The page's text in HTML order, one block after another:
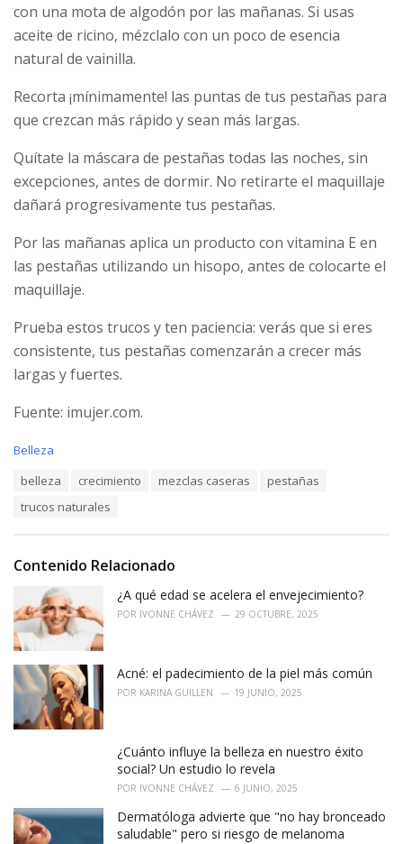
con una mota de algodón por las mañanas. Si usas
aceite de ricino, mézclalo con un poco de esencia
natural de vainilla.
Recorta ¡mínimamente! las puntas de tus pestañas para
que crezcan más rápido y sean más largas.
Quítate la máscara de pestañas todas las noches, sin
excepciones, antes de dormir. No retirarte el maquillaje
dañará progresivamente tus pestañas.
Por las mañanas aplica un producto con vitamina E en
las pestañas utilizando un hisopo, antes de colocarte el
maquillaje.
Prueba estos trucos y ten paciencia: verás que si eres
consistente, tus pestañas comenzarán a crecer más
largas y fuertes.
Fuente: imujer.com.
C
i
:
Belleza
belleza crecimiento mezclas caseras
pestañas
trucos naturales
Contenido Relacionado
¿A qué edad se acelera el envejecimiento?
POR IVONNE CHÁVEZ 29 OCTUBRE, 2025
Acné: el padecimiento de la piel más común
POR KARINA GUILLEN 19 JUNIO, 2025
¿Cuánto influye la belleza en nuestro éxito
social? Un estudio lo revela
POR IVONNE CHÁVEZ 6 JUNIO, 2025
Dermatóloga advierte que "no hay bronceado
saludable" pero si riesgo de melanoma